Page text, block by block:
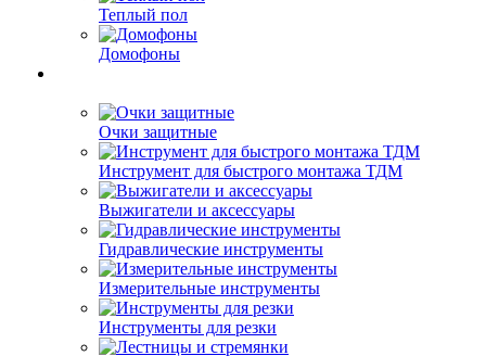
Теплый пол
Домофоны
Очки защитные
Инструмент для быстрого монтажа ТДМ
Выжигатели и аксессуары
Гидравлические инструменты
Измерительные инструменты
Инструменты для резки